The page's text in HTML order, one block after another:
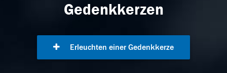
Gedenkkerzen
Erleuchten einer Gedenkkerze